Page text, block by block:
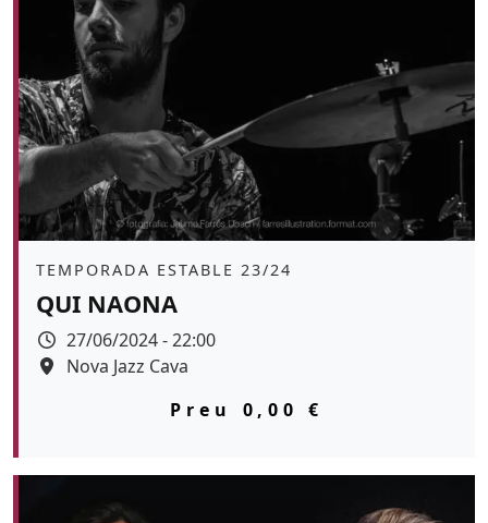
Àmbit
TEMPORADA ESTABLE 23/24
QUI NAONA
Data
27/06/2024 - 22:00
Espai
Nova Jazz Cava
Preu 0,00 €